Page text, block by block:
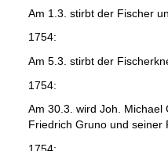
Am 1.3. stirbt der Fischer
1754:
Am 5.3. stirbt der
1754:
Am 30.3. wird Joh. Michael
Friedrich Gruno und seiner